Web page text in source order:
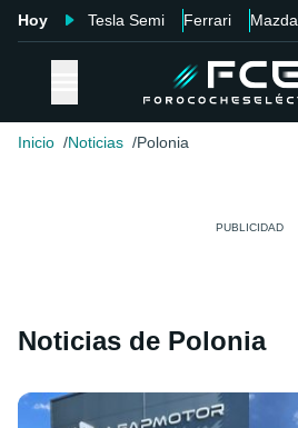
Hoy Tesla Semi Ferrari Mazda
Inicio Noticias Polonia
Noticias de Polonia